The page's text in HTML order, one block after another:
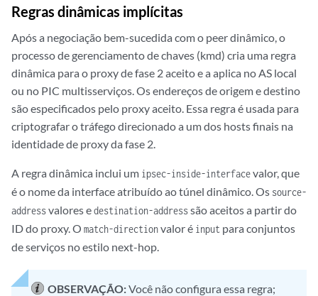
Regras dinâmicas implícitas
Após a negociação bem-sucedida com o peer dinâmico, o
processo de gerenciamento de chaves (kmd) cria uma regra
dinâmica para o proxy de fase 2 aceito e a aplica no AS local
ou no PIC multisserviços. Os endereços de origem e destino
são especificados pelo proxy aceito. Essa regra é usada para
criptografar o tráfego direcionado a um dos hosts finais na
identidade de proxy da fase 2.
A regra dinâmica inclui um ipsec-inside-interfacevalor, que
é o nome da interface atribuído ao túnel dinâmico. Os source-
addressvalores edestination-addresssão aceitos a partir do
ID do proxy. O match-directionvalor é input para conjuntos
de serviços no estilo next-hop.
OBSERVAÇÃO:Você não configura essa regra;